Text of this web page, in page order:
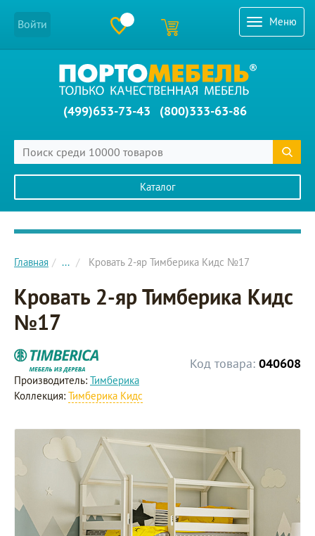
Меню
Войти
(499)653-73-43 (800)333-63-86
Каталог
Главное меню сайта
Главная ... Кровать 2-яр Тимберика Кидс №17
Кровать 2-яр Тимберика Кидс
№17
Код товара: 040608
Производитель: Тимберика
Коллекция: Тимберика Кидс